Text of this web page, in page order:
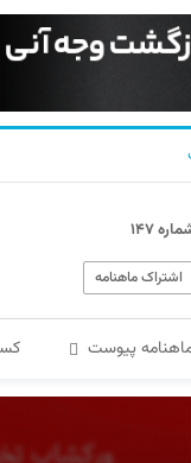
۱۴۷
اشتراک ماهنامه
پیوست